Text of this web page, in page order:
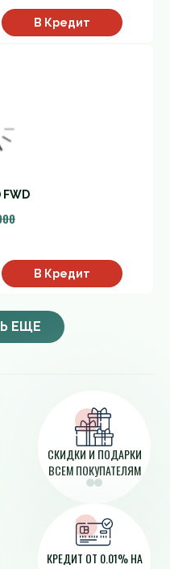
В Кредит
FWD
В Кредит
ЕЩЕ
СКИДКИ И ПОДАРКИ
ВСЕМ ПОКУПАТЕЛЯМ
КРЕДИТ ОТ 0.01% НА